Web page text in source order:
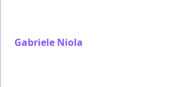
Gabriele Niola